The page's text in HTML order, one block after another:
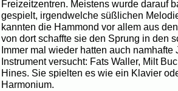
Freizeitzentren. Meistens wurde darauf
gespielt, irgendwelche süßlichen
kannten die Hammond vor allem aus
von dort schaffte sie den Sprung in den
Immer mal wieder hatten auch
Instrument versucht: Fats Waller, Milt
Hines. Sie spielten es wie ein Klavier
Harmonium.